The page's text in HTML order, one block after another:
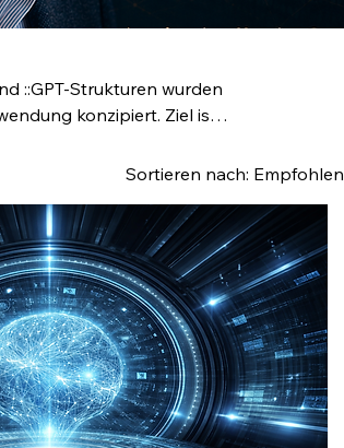
::GPT-Strukturen wurden
konzipiert. Ziel ist
Wissenskultur.
Sortieren nach: Empfohlen